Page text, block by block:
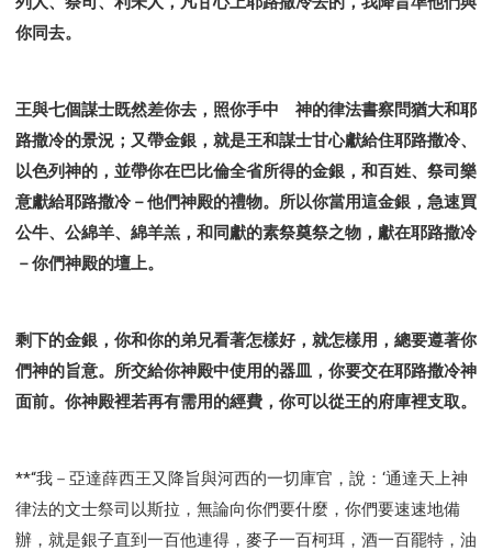
你同去。
王與七個謀士既然差你去，照你手中 神的律法書察問猶大和耶
路撒冷的景況；又帶金銀，就是王和謀士甘心獻給住耶路撒冷、
以色列神的，並帶你在巴比倫全省所得的金銀，和百姓、祭司樂
意獻給耶路撒冷－他們神殿的禮物。所以你當用這金銀，急速買
公牛、公綿羊、綿羊羔，和同獻的素祭奠祭之物，獻在耶路撒冷
－你們神殿的壇上。
剩下的金銀，你和你的弟兄看著怎樣好，就怎樣用，總要遵著你
們神的旨意。所交給你神殿中使用的器皿，你要交在耶路撒冷神
面前。你神殿裡若再有需用的經費，你可以從王的府庫裡支取。
**“我－亞達薛西王又降旨與河西的一切庫官，說：‘通達天上神
律法的文士祭司以斯拉，無論向你們要什麼，你們要速速地備
辦，就是銀子直到一百他連得，麥子一百柯珥，酒一百罷特，油